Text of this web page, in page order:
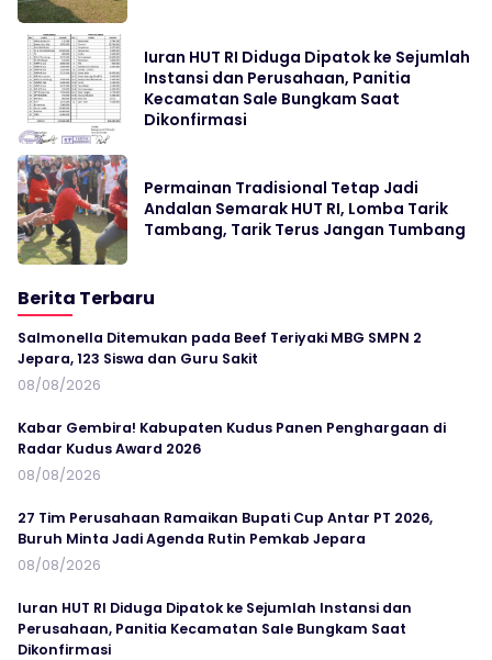
Iuran HUT RI Diduga Dipatok ke Sejumlah
Instansi dan Perusahaan, Panitia
Kecamatan Sale Bungkam Saat
Dikonfirmasi
Permainan Tradisional Tetap Jadi
Andalan Semarak HUT RI, Lomba Tarik
Tambang, Tarik Terus Jangan Tumbang
Berita Terbaru
Salmonella Ditemukan pada Beef Teriyaki MBG SMPN 2
Jepara, 123 Siswa dan Guru Sakit
08/08/2026
Kabar Gembira! Kabupaten Kudus Panen Penghargaan di
Radar Kudus Award 2026
08/08/2026
27 Tim Perusahaan Ramaikan Bupati Cup Antar PT 2026,
Buruh Minta Jadi Agenda Rutin Pemkab Jepara
08/08/2026
Iuran HUT RI Diduga Dipatok ke Sejumlah Instansi dan
Perusahaan, Panitia Kecamatan Sale Bungkam Saat
Dikonfirmasi